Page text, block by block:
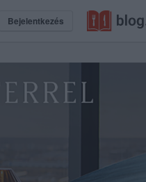
Bejelentkezés